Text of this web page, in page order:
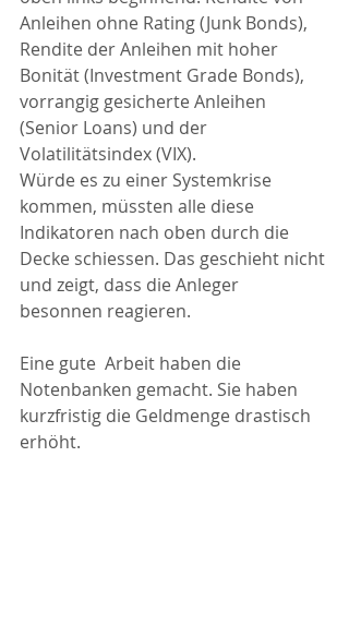
Anleihen ohne Rating (Junk Bonds),
Rendite der Anleihen mit hoher
Bonität (Investment Grade Bonds),
vorrangig gesicherte Anleihen
(Senior Loans) und der
Volatilitätsindex (VIX).
Würde es zu einer Systemkrise
kommen, müssten alle diese
Indikatoren nach oben durch die
Decke schiessen. Das geschieht nicht
und zeigt, dass die Anleger
besonnen reagieren.
Eine gute  Arbeit haben die
Notenbanken gemacht. Sie haben
kurzfristig die Geldmenge drastisch
erhöht.